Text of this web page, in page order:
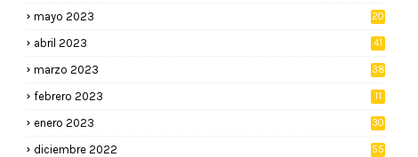
mayo 2023 20
abril 2023 41
marzo 2023 38
febrero 2023 11
enero 2023 30
diciembre 2022 55